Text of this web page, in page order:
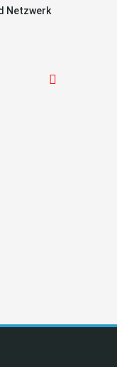
Netzwerk